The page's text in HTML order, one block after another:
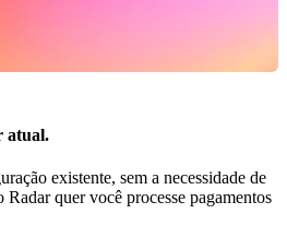
atual.
existente, sem a necessidade de
quer você processe pagamentos